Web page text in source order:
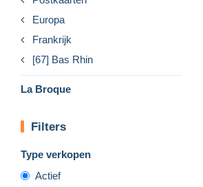
Europa
Frankrijk
[67] Bas Rhin
La Broque
Filters
Type verkopen
Actief